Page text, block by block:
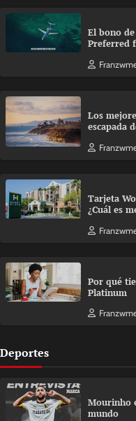
El bono de
Preferred
Los
escapada
Tarjeta
¿Cuál es
Por qué
Platinum
Deportes
Mourinho
mundo